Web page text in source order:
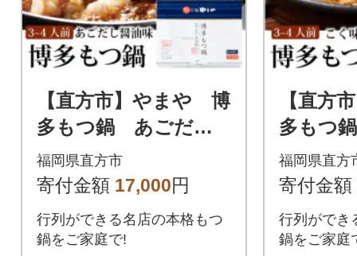
【直方市】やまや 博
多もつ鍋 あごだし
醤油味(3～4人前)
福岡県直方市
寄付金額 17,000円
行列ができる名店の本格もつ
鍋をご家庭で!
【直方
多もつ
(3～4人
福岡県直方
寄付金額
行列ができ
鍋をご家庭